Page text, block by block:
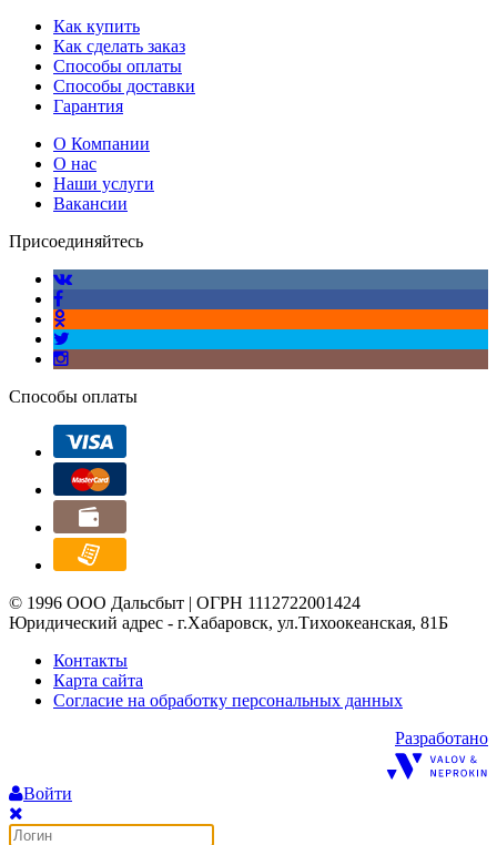
Как купить
Как сделать заказ
Способы оплаты
Способы доставки
Гарантия
О Компании
О нас
Наши услуги
Вакансии
Присоединяйтесь
Способы оплаты
© 1996 ООО Дальсбыт | ОГРН 1112722001424
Юридический адрес - г.Хабаровск, ул.Тихоокеанская, 81Б
Контакты
Карта сайта
Согласие на обработку персональных данных
Разработано
Войти